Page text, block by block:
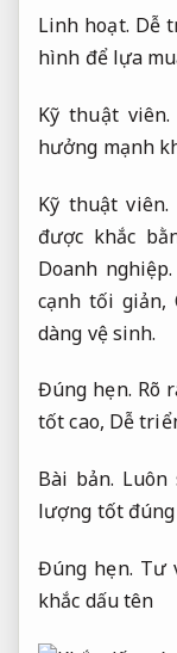
Linh hoạt. Dễ
hình để lựa
Kỹ thuật viên.
hưởng mạnh
Kỹ thuật viên.
được khắc
Doanh nghiệp.
cạnh tối giản,
dàng vệ sinh.
Đúng hẹn. Rõ
tốt cao, Dễ
Bài bản. Luôn
lượng tốt
Đúng hẹn. Tư
khắc dấu tên